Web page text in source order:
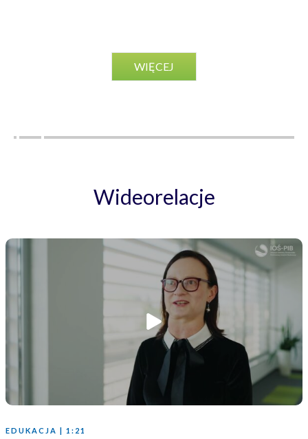
WIĘCEJ
Wideorelacje
EDUKACJA | 1:21